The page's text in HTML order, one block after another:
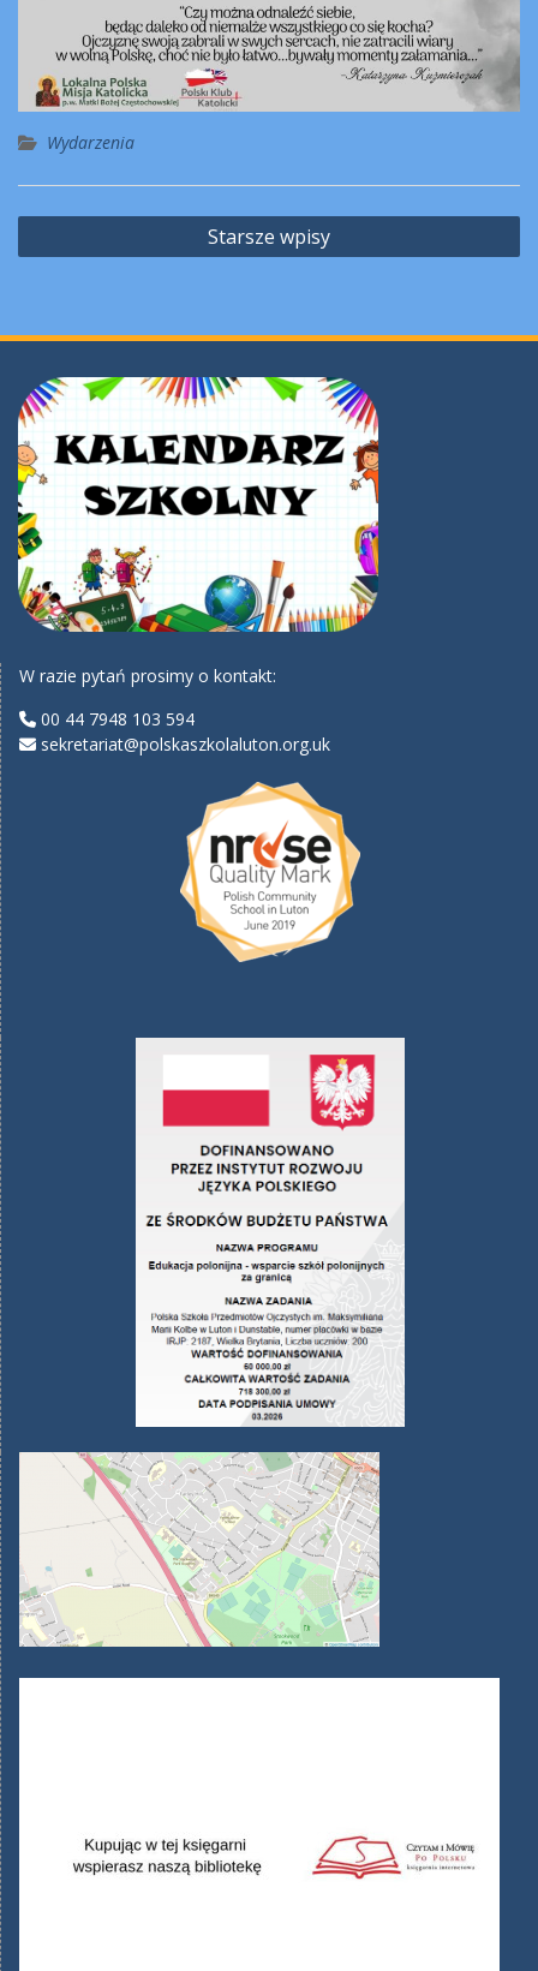
Wydarzenia
Nawigacja
po
Starsze wpisy
W razie pytań prosimy o kontakt:
00 44 7948 103 594
sekretariat@polskaszkolaluton.org.uk